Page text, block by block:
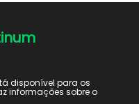
disponível para os
informações sobre o